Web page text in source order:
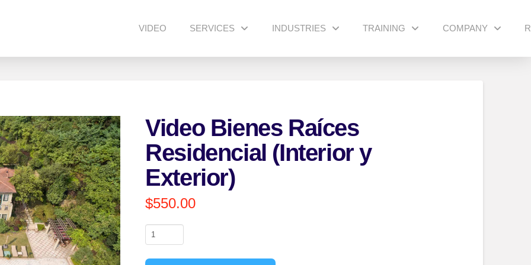
VIDEO SERVICES INDUSTRIES TRAINING COMPANY
Video Bienes Raíces
Residencial (Interior y
Exterior)
$550.00
Video